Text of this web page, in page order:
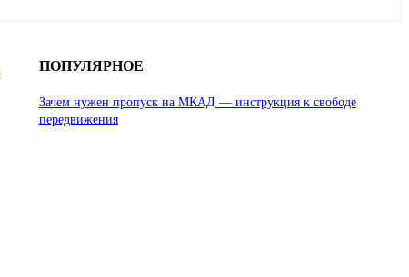
ПОПУЛЯРНОЕ
Зачем нужен пропуск на МКАД — инструкция к свободе
передвижения